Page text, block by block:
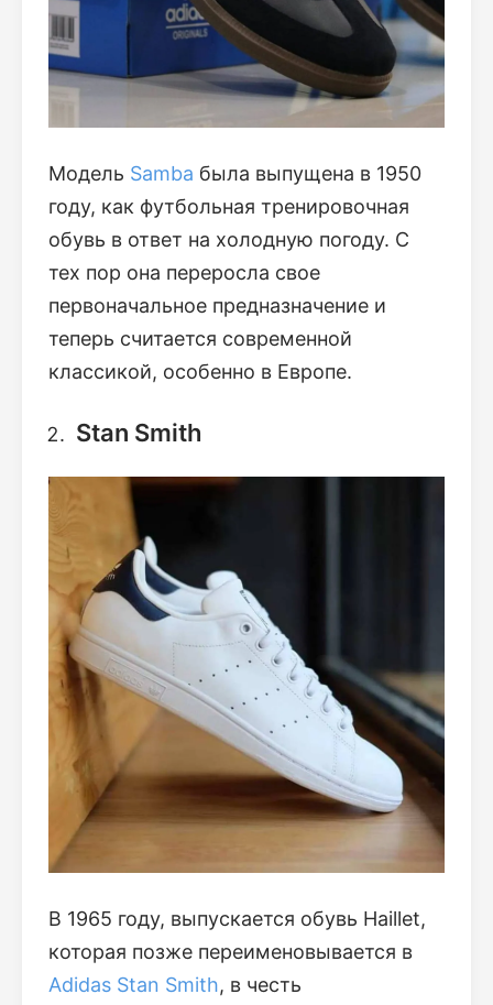
Модель Samba была выпущена в 1950
году, как футбольная тренировочная
обувь в ответ на холодную погоду. С
тех пор она переросла свое
первоначальное предназначение и
теперь считается современной
классикой, особенно в Европе.
Stan Smith
В 1965 году, выпускается обувь Haillet,
которая позже переименовывается в
Adidas Stan Smith, в честь